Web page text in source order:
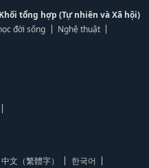
tổng hợp (Tự nhiên và Xã hội)
đời sống
Nghệ thuật
中文（繁體字）
한국어